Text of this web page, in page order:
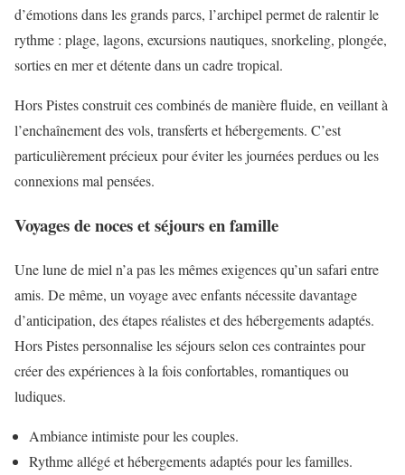
d’émotions dans les grands parcs, l’archipel permet de ralentir le
rythme : plage, lagons, excursions nautiques, snorkeling, plongée,
sorties en mer et détente dans un cadre tropical.
Hors Pistes construit ces combinés de manière fluide, en veillant à
l’enchaînement des vols, transferts et hébergements. C’est
particulièrement précieux pour éviter les journées perdues ou les
connexions mal pensées.
Voyages de noces et séjours en famille
Une lune de miel n’a pas les mêmes exigences qu’un safari entre
amis. De même, un voyage avec enfants nécessite davantage
d’anticipation, des étapes réalistes et des hébergements adaptés.
Hors Pistes personnalise les séjours selon ces contraintes pour
créer des expériences à la fois confortables, romantiques ou
ludiques.
Ambiance intimiste pour les couples.
Rythme allégé et hébergements adaptés pour les familles.